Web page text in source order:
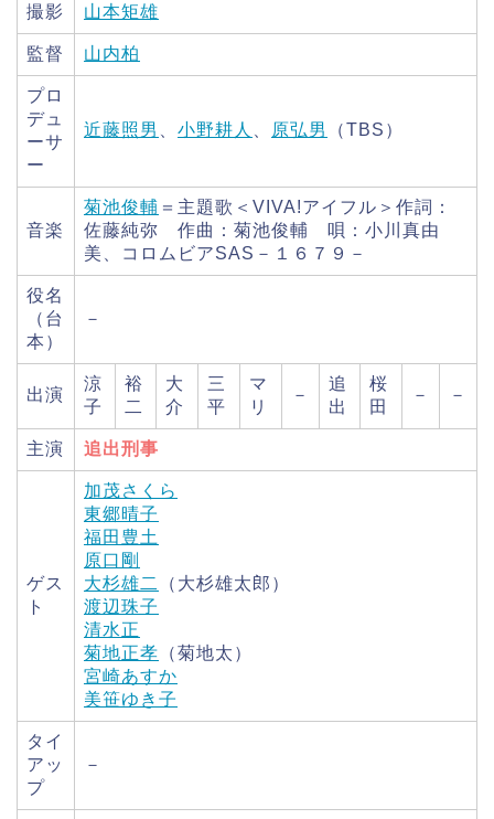
撮影 山本矩雄
監督 山内柏
プロ
デュ
ーサ
ー
近藤照男 小野耕人 原弘男 （TBS）
音楽
菊池俊輔 ＝主題歌＜VIVA!アイフル＞作詞：
佐藤純弥 作曲：菊池俊輔 唄：小川真由
美、コロムビアSAS－１６７９－
役名
（台
本）
－
出演
涼
子
裕
二
大
介
三
平
マ
リ
－
追
出
桜
田
－ －
主演 追出刑事
ゲス
ト
加茂さくら
東郷晴子
福田豊土
原口剛
大杉雄二
（大杉雄太郎）
渡辺珠子
清水正
菊地正孝 （菊地太）
宮崎あすか
美笹ゆき子
タイ
アッ
プ
－